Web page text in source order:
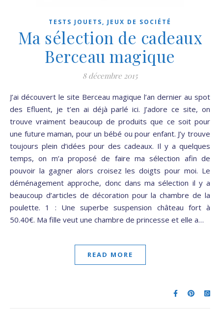
TESTS JOUETS, JEUX DE SOCIÉTÉ
Ma sélection de cadeaux
Berceau magique
8 décembre 2015
J’ai découvert le site Berceau magique l’an dernier au spot
des Efluent, je t’en ai déjà parlé ici. J’adore ce site, on
trouve vraiment beaucoup de produits que ce soit pour
une future maman, pour un bébé ou pour enfant. J’y trouve
toujours plein d’idées pour des cadeaux. Il y a quelques
temps, on m’a proposé de faire ma sélection afin de
pouvoir la gagner alors croisez les doigts pour moi. Le
déménagement approche, donc dans ma sélection il y a
beaucoup d’articles de décoration pour la chambre de la
poulette. 1 : Une superbe suspension château fort à
50.40€. Ma fille veut une chambre de princesse et elle a…
READ MORE